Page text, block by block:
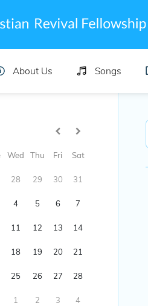
About Us Songs
Wed Thu Fri Sat
28 29 30 31
4 5 6 7
11 12 13 14
18 19 20 21
25 26 27 28
1 2 3 4